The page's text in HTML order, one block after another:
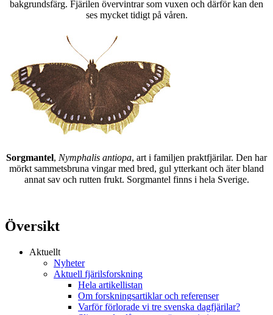
bakgrundsfärg. Fjärilen övervintrar som vuxen och därför kan den
ses mycket tidigt på våren.
Sorgmantel, Nymphalis antiopa, art i familjen praktfjärilar. Den har
mörkt sammetsbruna vingar med bred, gul ytterkant och äter bland
annat sav och rutten frukt. Sorgmantel finns i hela Sverige.
Översikt
Aktuellt
Nyheter
Aktuell fjärilsforskning
Hela artikellistan
Om forskningsartiklar och referenser
Varför förlorade vi tre svenska dagfjärilar?